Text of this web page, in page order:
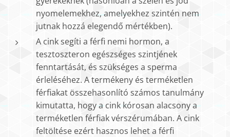
nyomelemekhez, amelyekhez szintén nem
jutnak hozzá elegendő mértékben).
A cink segíti a férfi nemi hormon, a
tesztoszteron egészséges szintjének
fenntartását, és szükséges a sperma
érleléséhez. A termékeny és terméketlen
férfiakat összehasonlító számos tanulmány
kimutatta, hogy a cink kórosan alacsony a
terméketlen férfiak vérszérumában. A cink
feltöltése ezért hasznos lehet a férfi